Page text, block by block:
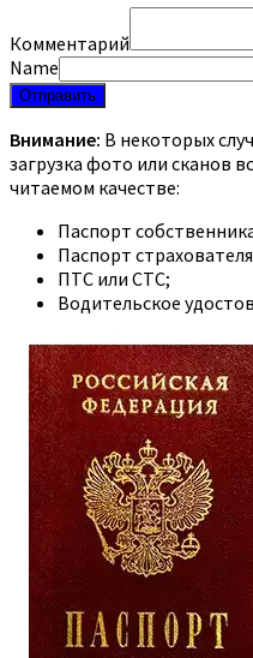
Комментарий
Name
Отправить
Внимание: В некоторых
загрузка фото или сканов
читаемом качестве:
Паспорт
Паспорт
ПТС или СТС;
Водительское